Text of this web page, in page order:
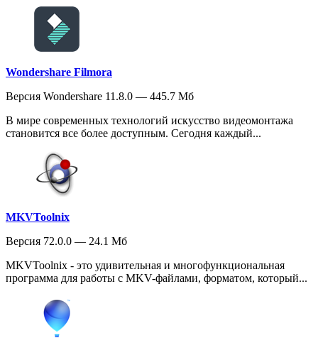
Wondershare Filmora
Версия Wondershare 11.8.0 — 445.7 Мб
В мире современных технологий искусство видеомонтажа
становится все более доступным. Сегодня каждый...
MKVToolnix
Версия 72.0.0 — 24.1 Мб
MKVToolnix - это удивительная и многофункциональная
программа для работы с MKV-файлами, форматом, который...